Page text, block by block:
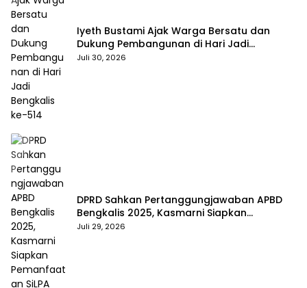
Iyeth Bustami Ajak Warga Bersatu dan
Dukung Pembangunan di Hari Jadi
Bengkalis ke-514
Juli 30, 2026
DPRD Sahkan Pertanggungjawaban APBD
Bengkalis 2025, Kasmarni Siapkan
Pemanfaatan SiLPA
Juli 29, 2026